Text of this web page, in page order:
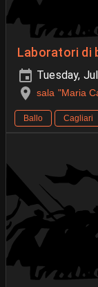
Laboratori di
Tuesday,
sala "Maria
Ballo Cagliari